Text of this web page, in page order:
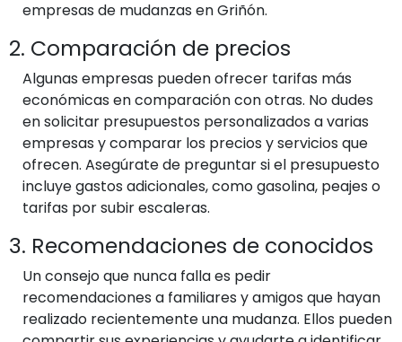
empresas de mudanzas en Griñón.
2. Comparación de precios
Algunas empresas pueden ofrecer tarifas más
económicas en comparación con otras. No dudes
en solicitar presupuestos personalizados a varias
empresas y comparar los precios y servicios que
ofrecen. Asegúrate de preguntar si el presupuesto
incluye gastos adicionales, como gasolina, peajes o
tarifas por subir escaleras.
3. Recomendaciones de conocidos
Un consejo que nunca falla es pedir
recomendaciones a familiares y amigos que hayan
realizado recientemente una mudanza. Ellos pueden